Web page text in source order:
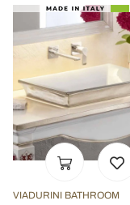
VIADURINI BATHROOM